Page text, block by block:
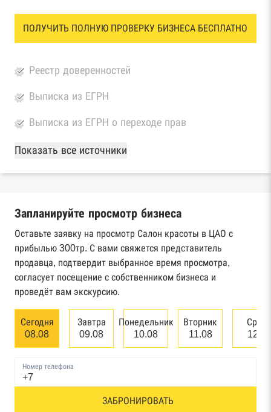
ПОЛУЧИТЬ ПОЛНУЮ ПРОВЕРКУ БИЗНЕСА БЕСПЛАТНО
Реестр доверенностей
Выписка из ЕГРН
Выписка из ЕГРН о переходе прав
База Росстата
Реестры ЕГРЮЛ и ЕГРИП Федеральной
Реестр государственных контрактов
Федерального казначейства
Картотека арбитражных дел Высшего
арбитражного суда
банкротстве юридических лиц
Единый федеральный реестр сведений о
банкротстве физических лиц
Реестр товарных знаков и знаков обслуживания
Показать все источники
Запланируйте просмотр бизнеса
Оставьте заявку на просмотр Салон красоты в ЦАО с
прибылью 300тр. С вами свяжется представитель
продавца, подтвердит выбранное время просмотра,
согласует посещение с собственником бизнеса и
проведёт вам экскурсию.
Сегодня
08.08
Завтра
09.08
Понедельник
10.08
Вторник
11.08
12.08
Номер телефона
ЗАБРОНИРОВАТЬ